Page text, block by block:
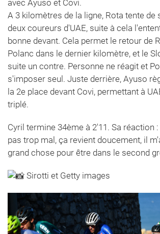
avec Ayuso et Covi.
A 3 kilomètres de la ligne, Rota tente de
deux coureurs d'UAE, suite à cela
bonne devant. Cela permet le retour de
Polanc dans le dernier kilomètre, et le
suite un contre. Personne ne réagit et
s'imposer seul. Juste derrière, Ayuso
la 2e place devant Covi, permettant à
triplé.
Cyril termine 34ème à 2'11. Sa réaction
pas trop mal, ça revient doucement, il
grand chose pour être dans le second
Sirotti et Getty images